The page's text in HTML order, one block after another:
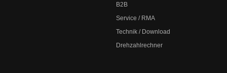
B2B
Service / RMA
Technik / Download
Drehzahlrechner